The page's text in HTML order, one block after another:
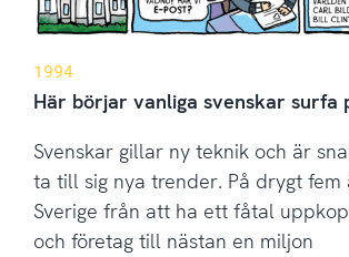
1994
Här börjar vanliga svenskar surfa
Svenskar gillar ny teknik och är
ta till sig nya trender. På drygt fem
Sverige från att ha ett fåtal
och företag till nästan en miljon